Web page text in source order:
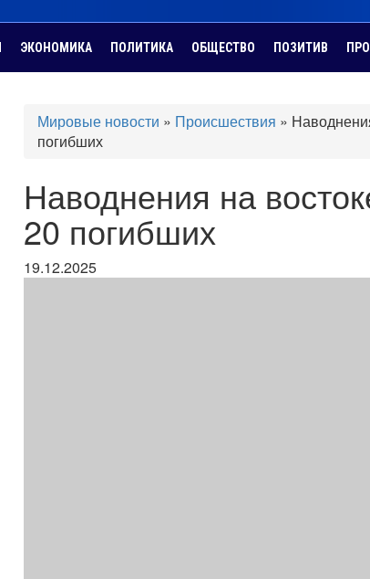
ЭКОНОМИКА ПОЛИТИКА ОБЩЕСТВО ПОЗИТИВ
Мировые новости » Происшествия »
погибших
Наводнения на
20 погибших
19.12.2025